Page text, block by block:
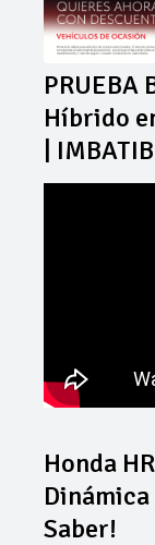
PRUEBA
Híbrido
|
Honda
Dinámica
Saber!